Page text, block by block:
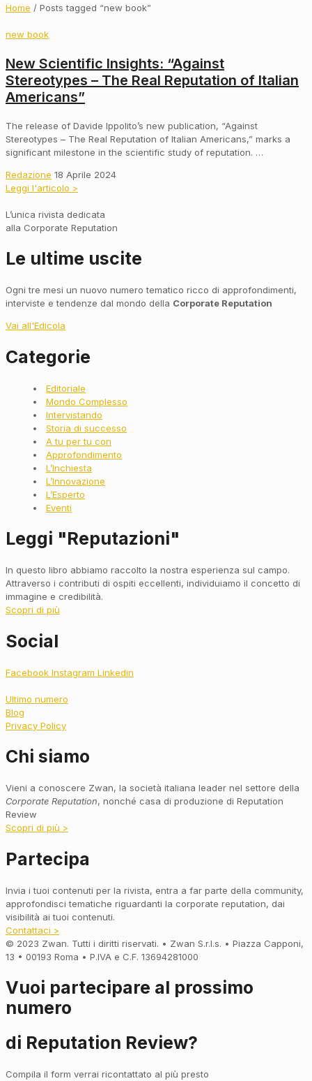
Home / Posts tagged “new book”
new book
New Scientific Insights: “Against
Stereotypes – The Real Reputation of Italian
Americans”
The release of Davide Ippolito’s new publication, “Against
Stereotypes – The Real Reputation of Italian Americans,” marks a
significant milestone in the scientific study of reputation. …
Redazione 18 Aprile 2024
Leggi l'articolo >
L’unica rivista dedicata
alla Corporate Reputation
Le ultime uscite
Ogni tre mesi un nuovo numero tematico ricco di approfondimenti,
interviste e tendenze dal mondo della Corporate Reputation
Vai all'Edicola
Categorie
Editoriale
Mondo Complesso
Intervistando
Storia di successo
A tu per tu con
Approfondimento
L’Inchiesta
L’Innovazione
L’Esperto
Eventi
Leggi "Reputazioni"
In questo libro abbiamo raccolto la nostra esperienza sul campo.
Attraverso i contributi di ospiti eccellenti, individuiamo il concetto di
immagine e credibilità.
Scopri di più
Social
Facebook Instagram Linkedin
Ultimo numero
Blog
Privacy Policy
Chi siamo
Vieni a conoscere Zwan, la società italiana leader nel settore della
Corporate Reputation, nonché casa di produzione di Reputation
Review
Scopri di più >
Partecipa
Invia i tuoi contenuti per la rivista, entra a far parte della community,
approfondisci tematiche riguardanti la corporate reputation, dai
visibilità ai tuoi contenuti.
Contattaci >
© 2023 Zwan. Tutti i diritti riservati. • Zwan S.r.l.s. • Piazza Capponi,
13 • 00193 Roma • P.IVA e C.F. 13694281000
Vuoi partecipare al prossimo
numero
di Reputation Review?
Compila il form verrai ricontattato al più presto